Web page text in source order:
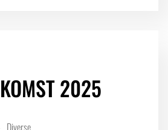
2025
Diverse